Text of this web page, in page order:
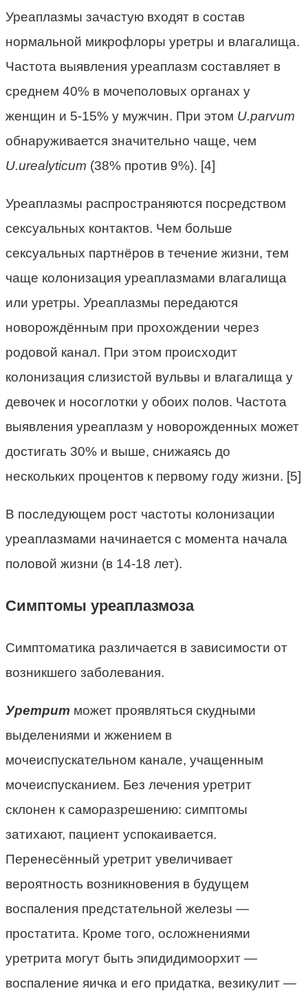
Уреаплазмы зачастую входят в состав
нормальной микрофлоры уретры и влагалища.
Частота выявления уреаплазм составляет в
среднем 40% в мочеполовых органах у
женщин и 5-15% у мужчин. При этом U.parvum
обнаруживается значительно чаще, чем
U.urealyticum (38% против 9%). [4]
Уреаплазмы распространяются посредством
сексуальных контактов. Чем больше
сексуальных партнёров в течение жизни, тем
чаще колонизация уреаплазмами влагалища
или уретры. Уреаплазмы передаются
новорождённым при прохождении через
родовой канал. При этом происходит
колонизация слизистой вульвы и влагалища у
девочек и носоглотки у обоих полов. Частота
выявления уреаплазм у новорожденных может
достигать 30% и выше, снижаясь до
нескольких процентов к первому году жизни. [5]
В последующем рост частоты колонизации
уреаплазмами начинается с момента начала
половой жизни (в 14-18 лет).
Симптомы уреаплазмоза
Симптоматика различается в зависимости от
возникшего заболевания.
Уретрит может проявляться скудными
выделениями и жжением в
мочеиспускательном канале, учащенным
мочеиспусканием. Без лечения уретрит
склонен к саморазрешению: симптомы
затихают, пациент успокаивается.
Перенесённый уретрит увеличивает
вероятность возникновения в будущем
воспаления предстательной железы —
простатита. Кроме того, осложнениями
уретрита могут быть эпидидимоорхит —
воспаление яичка и его придатка, везикулит —